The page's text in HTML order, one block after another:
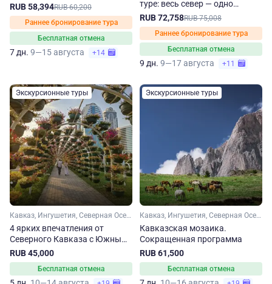
RUB 58,394RUB 60,200
Раннее бронирование тура
Бесплатная отмена
7 дн. 9—15 августа +14
туре: весь север — одно
путешествие
RUB 72,758RUB 75,008
Раннее бронирование тура
Бесплатная отмена
9 дн. 9—17 августа +11
Экскурсионные туры
Кавказ, Ингушетия, Северная Осетия, Кабардино-Балкария, Чечня
4 ярких впечатления от
Северного Кавказа с Южным
горячим сердцем.
Сокращенный тур
RUB 45,000
Бесплатная отмена
Экскурсионные туры
Кавказ, Ингушетия, Северная Осетия, Чечня, Дагестан, Кабардино-Балкария
Кавказская мозаика.
Сокращенная программа
RUB 61,500
Бесплатная отмена